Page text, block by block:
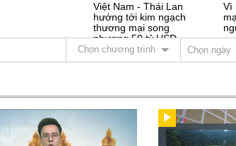
Việt Nam - Thái Lan
hướng tới kim ngạch
thương mại song
phương 50 tỷ USD
Vì
Chọn chương trình